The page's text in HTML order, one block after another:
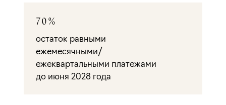
70%
остаток равными
ежемесячными/
ежеквартальными платежами
до июня 2028 года